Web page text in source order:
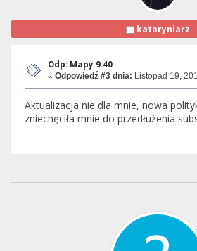
kataryniarz
Odp: Mapy 9.40
« Odpowiedź #3 dnia: Listopad 19,
Aktualizacja nie dla mnie, nowa
zniechęciła mnie do przedłużenia